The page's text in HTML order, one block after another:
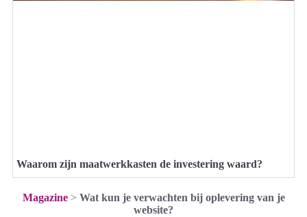
Waarom zijn maatwerkkasten de investering waard?
Magazine> Wat kun je verwachten bij oplevering van je
website?